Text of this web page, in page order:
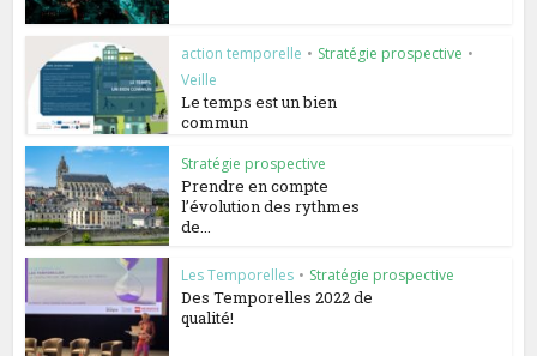
action temporelle • Stratégie prospective •
Veille
Le temps est un bien
commun
Stratégie prospective
Prendre en compte
l’évolution des rythmes
de...
Les Temporelles • Stratégie prospective
Des Temporelles 2022 de
qualité!